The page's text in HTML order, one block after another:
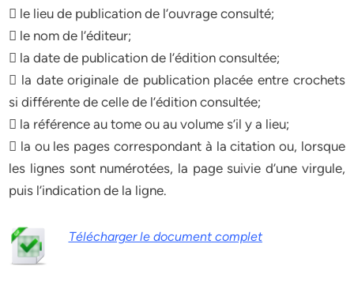
 le lieu de publication de l’ouvrage consulté;
 le nom de l’éditeur;
 la date de publication de l’édition consultée;
 la date originale de publication placée entre crochets
si différente de celle de l’édition consultée;
 la référence au tome ou au volume s’il y a lieu;
 la ou les pages correspondant à la citation ou, lorsque
les lignes sont numérotées, la page suivie d’une virgule,
puis l’indication de la ligne.
Télécharger le document complet